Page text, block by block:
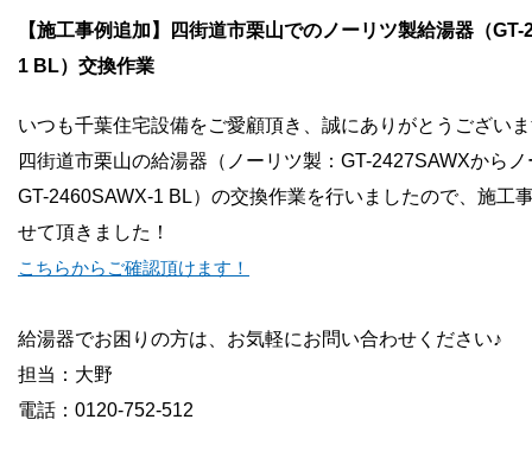
会社概要
【施工事例追加】四街道市栗山でのノーリツ製給湯器（
1 BL）交換作業
いつも千葉住宅設備をご愛顧頂き、誠にありがとうござい
四街道市栗山の給湯器（ノーリツ製：GT-2427SAWXから
GT-2460SAWX-1 BL） の交換作業を行いましたので、施工
せて頂きました！
こちらからご確認頂けます！
給湯器でお困りの方は、お気軽にお問い合わせください♪
担当：大野
電話：0120-752-512